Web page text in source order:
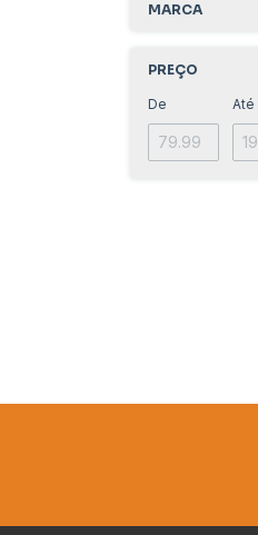
MARCA
PREÇO
De Até